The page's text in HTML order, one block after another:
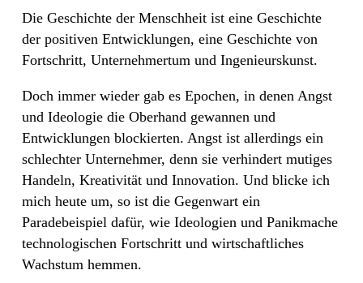
Die Geschichte der Menschheit ist eine Geschichte
der positiven Entwicklungen, eine Geschichte von
Fortschritt, Unternehmertum und Ingenieurskunst.
Doch immer wieder gab es Epochen, in denen Angst
und Ideologie die Oberhand gewannen und
Entwicklungen blockierten. Angst ist allerdings ein
schlechter Unternehmer, denn sie verhindert mutiges
Handeln, Kreativität und Innovation. Und blicke ich
mich heute um, so ist die Gegenwart ein
Paradebeispiel dafür, wie Ideologien und Panikmache
technologischen Fortschritt und wirtschaftliches
Wachstum hemmen.